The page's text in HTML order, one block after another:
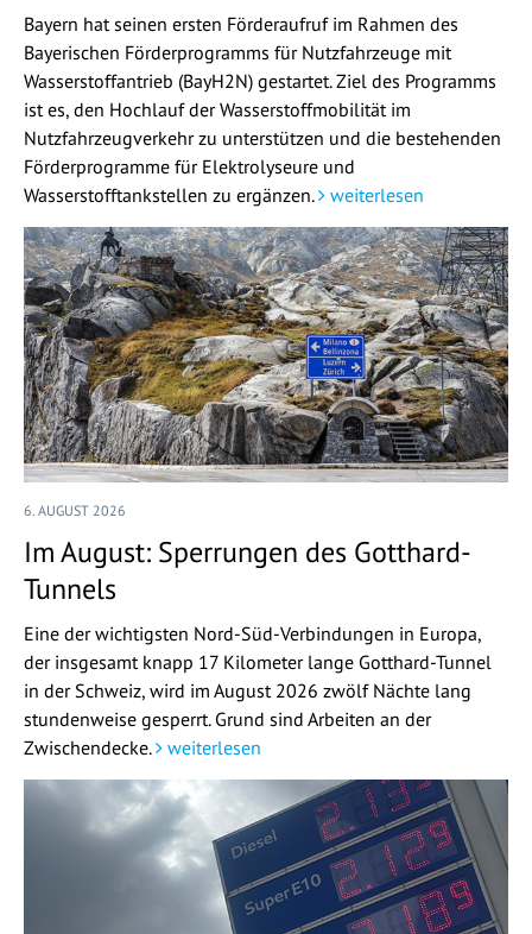
Bayern hat seinen ersten Förderaufruf im Rahmen des
Bayerischen Förderprogramms für Nutzfahrzeuge mit
Wasserstoffantrieb (BayH2N) gestartet. Ziel des Programms
ist es, den Hochlauf der Wasserstoffmobilität im
Nutzfahrzeugverkehr zu unterstützen und die bestehenden
Förderprogramme für Elektrolyseure und
Wasserstofftankstellen zu ergänzen.
weiterlesen
6. AUGUST 2026
Im August: Sperrungen des Gotthard-
Tunnels
Eine der wichtigsten Nord-Süd-Verbindungen in Europa,
der insgesamt knapp 17 Kilometer lange Gotthard-Tunnel
in der Schweiz, wird im August 2026 zwölf Nächte lang
stundenweise gesperrt. Grund sind Arbeiten an der
Zwischendecke.
weiterlesen